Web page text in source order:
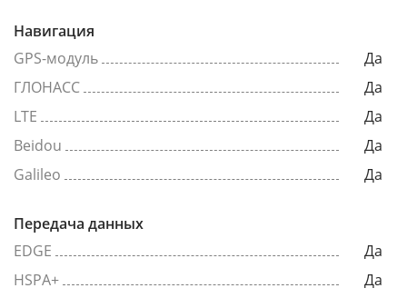
Навигация
GPS-модуль
Да
ГЛОНАСС
Да
LTE
Да
Beidou
Да
Galileo
Да
Передача данных
EDGE
Да
HSPA+
Да